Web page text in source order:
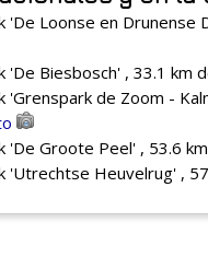
Loonse en Drunense
Biesbosch' , 33.1 km
de Zoom -
Groote Peel' , 53.6
Heuvelrug' ,